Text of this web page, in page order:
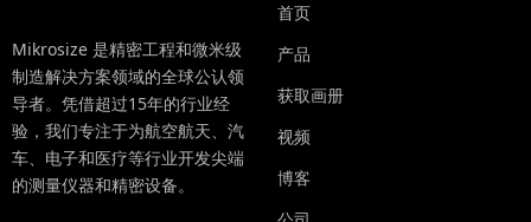
Mikrosize 是精密工程和微米级
制造解决方案领域的全球公认领
导者。凭借超过15年的行业经
验，我们专注于为航空航天、汽
车、电子和医疗等行业开发尖端
的测量仪器和精密设备。
首页
产品
获取画册
视频
博客